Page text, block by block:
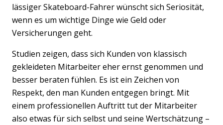
lässiger Skateboard-Fahrer wünscht sich Seriosität,
wenn es um wichtige Dinge wie Geld oder
Versicherungen geht.
Studien zeigen, dass sich Kunden von klassisch
gekleideten Mitarbeiter eher ernst genommen und
besser beraten fühlen. Es ist ein Zeichen von
Respekt, den man Kunden entgegen bringt. Mit
einem professionellen Auftritt tut der Mitarbeiter
also etwas für sich selbst und seine Wertschätzung –